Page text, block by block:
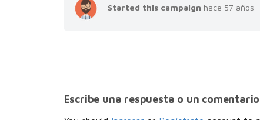
Started this campaign hace 57 años
Escribe una respuesta o un comentario